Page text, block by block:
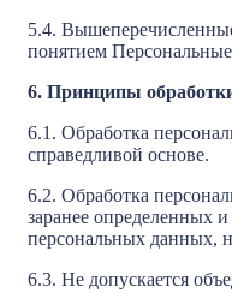
5.4.
понятием
6. Принципы
6.1. Обработка
справедливой основе.
6.2. Обработка
заранее определенных
персональных данных,
6.3. Не допускается